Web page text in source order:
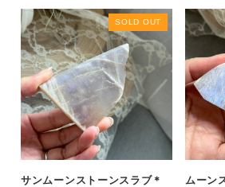
SOLD OUT
サンムーンストーンスラブ＊
ムーン